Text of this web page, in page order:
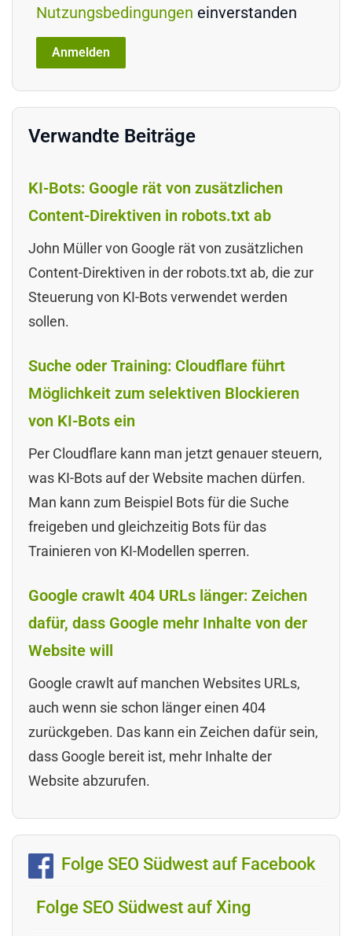
Nutzungsbedingungen einverstanden
Verwandte Beiträge
KI-Bots: Google rät von zusätzlichen
Content-Direktiven in robots.txt ab
John Müller von Google rät von zusätzlichen
Content-Direktiven in der robots.txt ab, die zur
Steuerung von KI-Bots verwendet werden
sollen.
Suche oder Training: Cloudflare führt
Möglichkeit zum selektiven Blockieren
von KI-Bots ein
Per Cloudflare kann man jetzt genauer steuern,
was KI-Bots auf der Website machen dürfen.
Man kann zum Beispiel Bots für die Suche
freigeben und gleichzeitig Bots für das
Trainieren von KI-Modellen sperren.
Google crawlt 404 URLs länger: Zeichen
dafür, dass Google mehr Inhalte von der
Website will
Google crawlt auf manchen Websites URLs,
auch wenn sie schon länger einen 404
zurückgeben. Das kann ein Zeichen dafür sein,
dass Google bereit ist, mehr Inhalte der
Website abzurufen.
Folge SEO Südwest auf Facebook
Folge SEO Südwest auf Xing